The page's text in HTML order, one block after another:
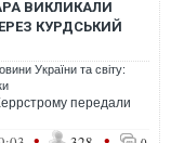
ВИКЛИКАЛИ
КУРДСЬКИЙ
України та світу:
передали